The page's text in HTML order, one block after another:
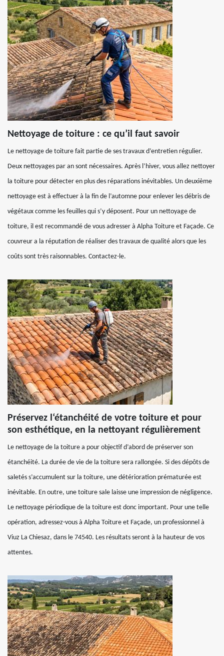
Nettoyage de toiture : ce qu’il faut savoir
Le nettoyage de toiture fait partie de ses travaux d’entretien régulier.
Deux nettoyages par an sont nécessaires. Après l’hiver, vous allez nettoyer
la toiture pour détecter en plus des réparations inévitables. Un deuxième
nettoyage est à effectuer à la fin de l’automne pour enlever les débris de
végétaux comme les feuilles qui s’y déposent. Pour un nettoyage de
toiture, il est recommandé de vous adresser à Alpha Toiture et Façade. Ce
couvreur a la réputation de réaliser des travaux de qualité alors que les
coûts sont très raisonnables. Contactez-le.
Préservez l‘étanchéité de votre toiture et pour
son esthétique, en la nettoyant régulièrement
Le nettoyage de la toiture a pour objectif d’abord de préserver son
étanchéité. La durée de vie de la toiture sera rallongée. Si des dépôts de
saletés s’accumulent sur la toiture, une détérioration prématurée est
inévitable. En outre, une toiture sale laisse une impression de négligence.
Le nettoyage périodique de la toiture est donc important. Pour une telle
opération, adressez-vous à Alpha Toiture et Façade, un professionnel à
Viuz La Chiesaz, dans le 74540. Les résultats seront à la hauteur de vos
attentes.